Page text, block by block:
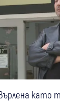
като